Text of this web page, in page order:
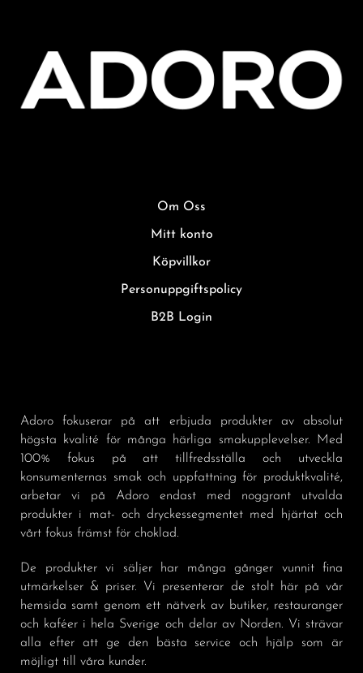
Om Oss
Mitt konto
Köpvillkor
Personuppgiftspolicy
B2B Login
Adoro fokuserar på att erbjuda produkter av absolut
högsta kvalité för många härliga smakupplevelser. Med
100% fokus på att tillfredsställa och utveckla
konsumenternas smak och uppfattning för produktkvalité,
arbetar vi på Adoro endast med noggrant utvalda
produkter i mat- och dryckessegmentet med hjärtat och
vårt fokus främst för choklad.
De produkter vi säljer har många gånger vunnit fina
utmärkelser & priser. Vi presenterar de stolt här på vår
hemsida samt genom ett nätverk av butiker, restauranger
och kaféer i hela Sverige och delar av Norden. Vi strävar
alla efter att ge den bästa service och hjälp som är
möjligt till våra kunder.